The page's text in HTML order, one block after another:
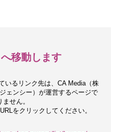
移動します
いるリンク先は、 CA Media（株
ェンシー）が運営するページで
ません。
をクリックしてください。